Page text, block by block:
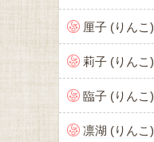
厘子 (りんこ)
莉子 (りんこ)
臨子 (りんこ)
凛湖 (りんこ)